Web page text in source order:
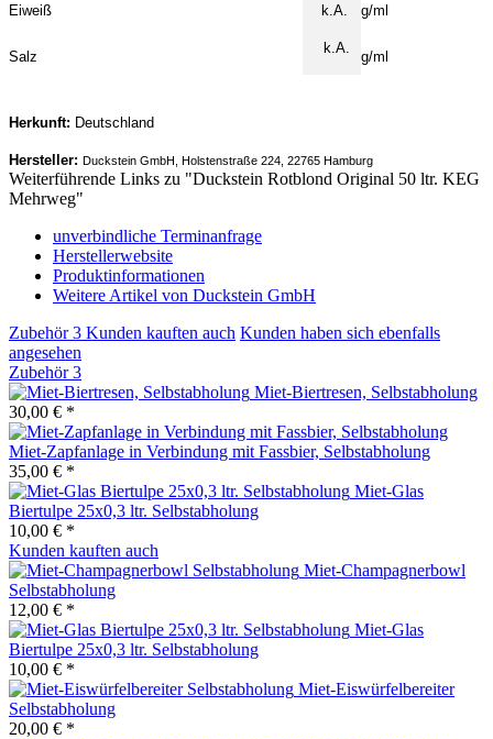
Eiweiß k.A. g/ml
Salz
k.A.
g/ml
Herkunft: Deutschland
Hersteller: Duckstein GmbH, Holstenstraße 224, 22765 Hamburg
Weiterführende Links zu "Duckstein Rotblond Original 50 ltr. KEG
Mehrweg"
unverbindliche Terminanfrage
Herstellerwebsite
Produktinformationen
Weitere Artikel von Duckstein GmbH
Zubehör3 Kunden kauften auch Kunden haben sich ebenfalls
angesehen
Zubehör3
Miet-Biertresen, Selbstabholung
30,00 € *
Miet-Zapfanlage in Verbindung mit Fassbier, Selbstabholung
35,00 € *
Miet-Glas
Biertulpe 25x0,3 ltr. Selbstabholung
10,00 € *
Kunden kauften auch
Miet-Champagnerbowl
Selbstabholung
12,00 € *
Miet-Glas
Biertulpe 25x0,3 ltr. Selbstabholung
10,00 € *
Miet-Eiswürfelbereiter
Selbstabholung
20,00 € *